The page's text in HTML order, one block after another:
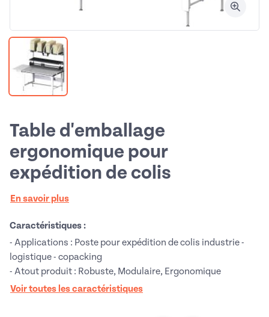
Table d'emballage
ergonomique pour
expédition de colis
En savoir plus
Caractéristiques :
- Applications : Poste pour expédition de colis industrie -
logistique - copacking
- Atout produit : Robuste, Modulaire, Ergonomique
Voir toutes les caractéristiques